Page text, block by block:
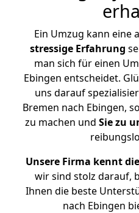
Ein Umzug kann eine
stressige Erfahrung
man sich für einen
Ebingen entscheidet.
uns darauf
Bremen nach Ebingen,
zu machen und Sie zu
Unsere Firma kennt
wir sind stolz darauf,
Ihnen die beste
nach Ebingen